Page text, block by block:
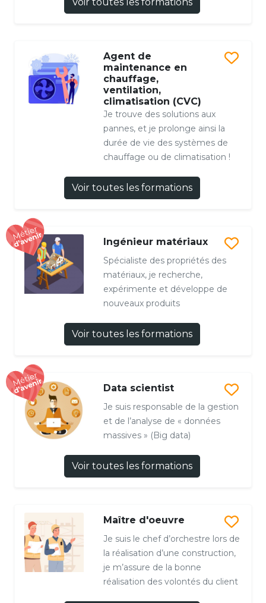
Agent de
maintenance en
chauffage,
ventilation,
climatisation (CVC)
Je trouve des solutions aux
pannes, et je prolonge ainsi la
durée de vie des systèmes de
chauffage ou de climatisation !
Voir toutes les formations
Ingénieur matériaux
Spécialiste des propriétés des
matériaux, je recherche,
expérimente et développe de
nouveaux produits
Voir toutes les formations
Data scientist
Je suis responsable de la gestion
et de l’analyse de « données
massives » (Big data)
Voir toutes les formations
Maître d'oeuvre
Je suis le chef d’orchestre lors de
la réalisation d’une construction,
je m’assure de la bonne
réalisation des volontés du client